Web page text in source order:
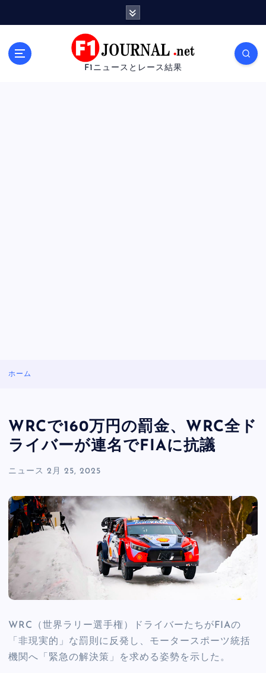
F1ニュースとレース結果
ホーム
WRCで160万円の罰金、WRC全ド
ライバーが連名でFIAに抗議
ニュース 2月 25, 2025
WRC（世界ラリー選手権）ドライバーたちがFIAの
「非現実的」な罰則に反発し、モータースポーツ統括
機関へ「緊急の解決策」を求める姿勢を示した。